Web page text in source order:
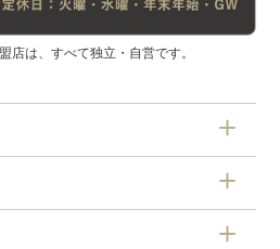
店は、すべて独立・自営です。